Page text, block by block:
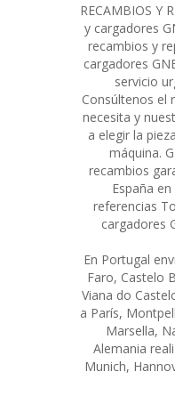
RECAMBIOS Y
y cargadores
recambios y
cargadores
servicio
Consúltenos el
necesita y
a elegir la
máquina.
recambios
España
referencias
cargadores
En Portugal
Faro, Castelo
Viana do
a París,
Marsella,
Alemania
Munich,